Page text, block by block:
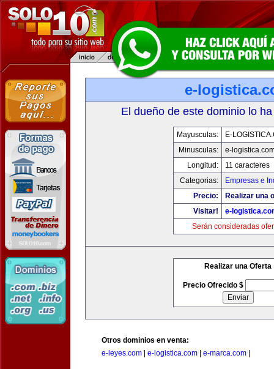
e-
El dueño de este dominio lo
Mayusculas:
E-
Minusculas:
e-
Longitud:
11 caracteres
Categorias:
Empresas e
Precio:
Realizar una
Visitar!
e-
Serán consideradas
Realizar una Oferta
Precio Ofrecido $
Otros dominios en venta:
e-leyes.com
e-logistica.com e-marca.com